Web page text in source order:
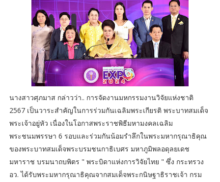
นางสาวศุภมาส กล่าวว่า.. การจัดงานมหกรรมงานวิจัยแห่งชาติ
2567 เป็นวาระสำคัญในการร่วมกันเฉลิมพระเกียรติ พระบาทสมเด็จ
พระเจ้าอยู่หัว เนื่องในโอกาสพระราชพิธีมหามงคลเฉลิม
พระชนมพรรษา 6 รอบและร่วมกันน้อมรำลึกในพระมหากรุณาธิคุณ
ของพระบาทสมเด็จพระบรมชนกาธิเบศร มหาภูมิพลอดุลยเดช
มหาราช บรมนาถบพิตร " พระบิดาแห่งการวิจัยไทย " ซึ่ง กระทรวง
อว. ได้รับพระมหากรุณาธิคุณจากสมเด็จพระกนิษฐาธิราชเจ้า กรม